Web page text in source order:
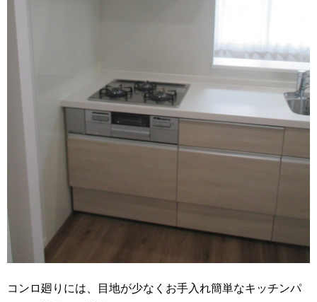
コンロ廻りには、目地が少なくお手入れ簡単なキッチンパ